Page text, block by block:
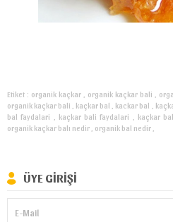
Etiket : organik kaçkar , organik kaçkar bali ,
organik kaçkar bali , kaçkar bal , kackar bal ,
bal faydalari , kaçkar bali faydalari , kaçkar
organik kaçkar balı nedir , organik bal nedir ,
ÜYE GIRIŞI
E-Mail